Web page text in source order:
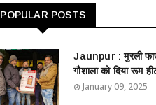
POPULAR POSTS
Jaunpur : ​मुरली
गौशाला को दिया रूम
January 09, 2025